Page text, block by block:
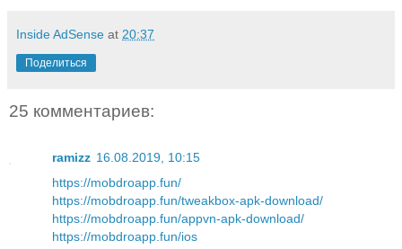
Inside AdSense at 20:37
Поделиться
25 комментариев:
ramizz 16.08.2019, 10:15
https://mobdroapp.fun/
https://mobdroapp.fun/tweakbox-apk-download/
https://mobdroapp.fun/appvn-apk-download/
https://mobdroapp.fun/ios